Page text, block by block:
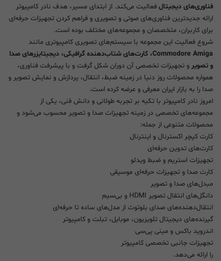
فناوری‌های دیجیتال فعالیت می‌کند. از ابتدای مسیر، هدف نادر کامپیوتر
ارائه جدیدترین فناوری‌های صوتی و تصویری و فراهم کردن تجهیزات حرفه‌ای
برای کاربران، متخصصان و مجموعه‌های مختلف بوده است.
شروع فعالیت این مجموعه با سیستم‌های تصویری کامپیوتری مانند
Commodore Amiga، کارت‌های شتاب‌دهنده گرافیکی، دیجیتایزرهای صدا
و تصویر و تجهیزات تخصصی آن دوران شکل گرفت و با پیشرفت فناوری،
همواره محصولات روز دنیا در زمینه ضبط، انتقال، پردازش و نمایش تصویر و
صدا را به بازار ایران معرفی و عرضه کرده است.
امروز نادر کامپیوتر با تکیه بر تجربه طولانی و دانش فنی، یکی از
مجموعه‌های تخصصی در زمینه تجهیزات صدا و تصویر محسوب می‌شود و
محصولات متنوعی از جمله:
کارت کپچر اکسترنال و اینترنال
کارت‌های تدوین حرفه‌ای
تجهیزات استریم و ضبط ویدئو
کارت صدا و تجهیزات حرفه‌ای موسیقی
مبدل‌های صدا و تصویر
دانگل‌های انتقال تصویر HDMI و بی‌سیم
انتقال‌دهنده‌های صدای بلوتوث از مدل‌های ساده تا حرفه‌ای
گیرنده‌های دیجیتال تلویزیون، موبایل، تبلت و کامپیوتر
اندروید باکس و مینی پی‌سی
تجهیزات جانبی تخصصی کامپیوتر
را ارائه می‌دهد.